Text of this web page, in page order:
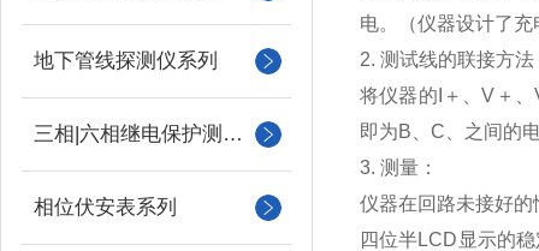
地下管线探测仪系列
三相|六相继电保护测试仪
相位伏安表系列
电。（仪器设计了
2. 测试线的联接方法
将仪器的I＋、V＋
即为B、C、之间的
3. 测量：
仪器在回路未接好的
四位半LCD显示的